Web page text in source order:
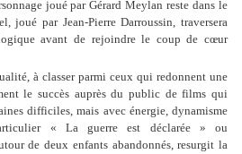
joué par Gérard Meylan reste dans le
joué par Jean-Pierre Darroussin, traversera
avant de rejoindre le coup de cœur
à classer parmi ceux qui redonnent une
le succès auprès du public de films qui
difficiles, mais avec énergie, dynamisme
« La guerre est déclarée » ou
de deux enfants abandonnés, resurgit la